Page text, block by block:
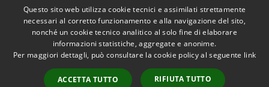
RSS
Accessibilità
Copyright © 2026 • Comune di
Bitonto • Powered by
Municipium•
Accesso
Questo sito web utilizza cookie tecnici e assimilati strettamente
necessari al corretto funzionamento e alla navigazione del sito,
nonché un cookie tecnico analitico al solo fine di elaborare
informazioni statistiche, aggregate e anonime.
Per maggiori dettagli, può consultare la cookie policy al seguente link
ACCETTA TUTTO RIFIUTA TUTTO